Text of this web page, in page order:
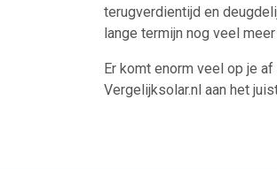
terugverdientijd en
lange termijn nog veel
Er komt enorm veel op je
Vergelijksolar.nl aan het